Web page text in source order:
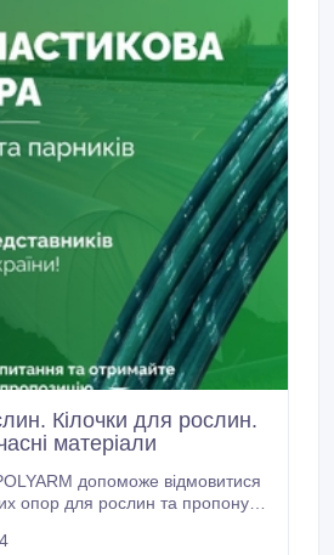
Кілочки для рослин.
матеріали
допоможе відмовитися
опор для рослин та пропонує
Опори та кілочки для